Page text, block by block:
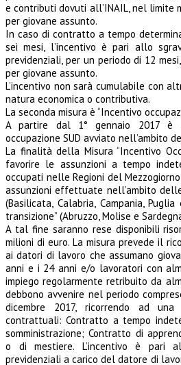
e contributi dovuti all’INAIL, nel limite
per giovane assunto.
In caso di contratto a tempo
sei mesi, l’incentivo è pari allo
previdenziali, per un periodo di 12
per giovane assunto.
L’incentivo non sarà cumulabile con
natura economica o contributiva.
La seconda misura è “Incentivo
A partire dal 1° gennaio 2017 è
occupazione SUD avviato nell’ambito
La finalità della Misura “Incentivo
favorire le assunzioni a tempo
occupati nelle Regioni del
assunzioni effettuate nell’ambito
(Basilicata, Calabria, Campania,
transizione” (Abruzzo, Molise e
A tal fine saranno rese disponibili
milioni di euro. La misura prevede il
ai datori di lavoro che assumano
anni e i 24 anni e/o lavoratori con
impiego regolarmente retribuito da
debbono avvenire nel periodo
dicembre 2017, ricorrendo ad
contrattuali: Contratto a tempo
somministrazione; Contratto di
o di mestiere. L’incentivo è pari
previdenziali a carico del datore di